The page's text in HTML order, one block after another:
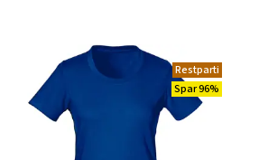
Restparti
Spar 96%